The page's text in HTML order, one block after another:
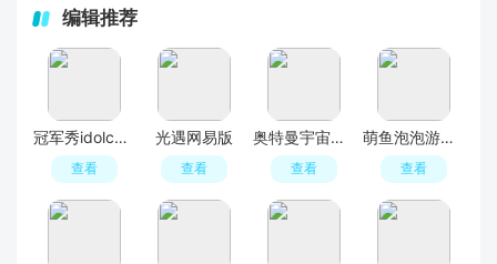
编辑推荐
冠军秀idolchamp官方登录入口
查看
光遇网易版
查看
奥特曼宇宙英雄官服
查看
萌鱼泡泡游戏官方新版本
查看